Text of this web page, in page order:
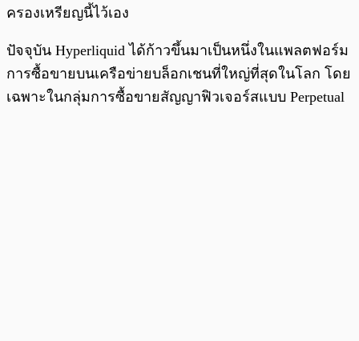
ครองเหรียญนี้ไว้เอง
ปัจจุบัน Hyperliquid ได้ก้าวขึ้นมาเป็นหนึ่งในแพลตฟอร์ม
การซื้อขายบนเครือข่ายบล็อกเชนที่ใหญ่ที่สุดในโลก โดย
เฉพาะในกลุ่มการซื้อขายสัญญาฟิวเจอร์สแบบ Perpetual